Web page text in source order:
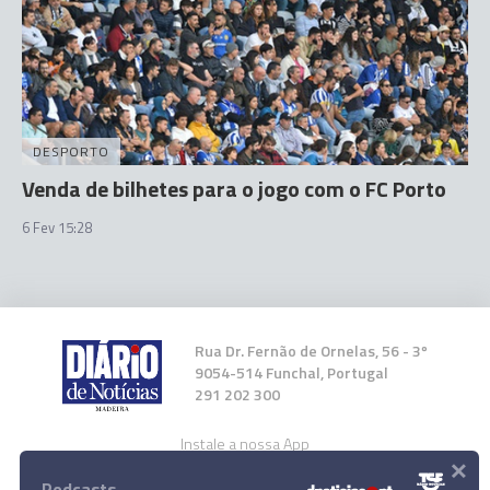
DESPORTO
Venda de bilhetes para o jogo com o FC Porto
6 Fev 15:28
Rua Dr. Fernão de Ornelas, 56 - 3º
9054-514 Funchal, Portugal
291 202 300
Instale a nossa App ×